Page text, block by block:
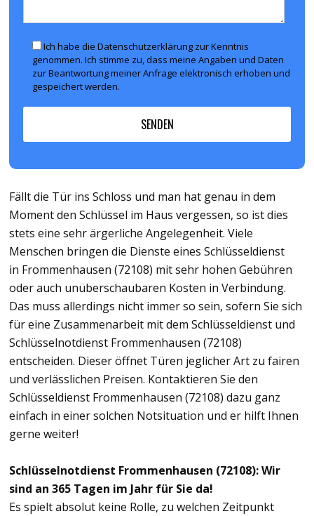
Ich habe die Datenschutzerklärung zur Kenntnis
genommen. Ich stimme zu, dass meine Angaben und Daten
zur Beantwortung meiner Anfrage elektronisch erhoben und
gespeichert werden.
Fällt die Tür ins Schloss und man hat genau in dem
Moment den Schlüssel im Haus vergessen, so ist dies
stets eine sehr ärgerliche Angelegenheit. Viele
Menschen bringen die Dienste eines Schlüsseldienst
in Frommenhausen (72108) mit sehr hohen Gebühren
oder auch unüberschaubaren Kosten in Verbindung.
Das muss allerdings nicht immer so sein, sofern Sie sich
für eine Zusammenarbeit mit dem Schlüsseldienst und
Schlüsselnotdienst Frommenhausen (72108)
entscheiden. Dieser öffnet Türen jeglicher Art zu fairen
und verlässlichen Preisen. Kontaktieren Sie den
Schlüsseldienst Frommenhausen (72108) dazu ganz
einfach in einer solchen Notsituation und er hilft Ihnen
gerne weiter!
Schlüsselnotdienst Frommenhausen (72108): Wir
sind an 365 Tagen im Jahr für Sie da!
Es spielt absolut keine Rolle, zu welchen Zeitpunkt